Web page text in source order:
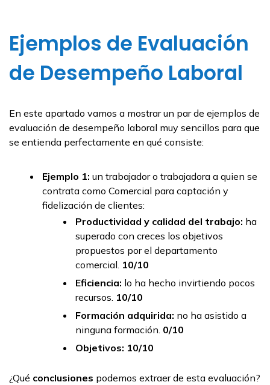
Ejemplos de Evaluación
de Desempeño Laboral
En este apartado vamos a mostrar un par de ejemplos de
evaluación de desempeño laboral muy sencillos para que
se entienda perfectamente en qué consiste:
Ejemplo 1: un trabajador o trabajadora a quien se
contrata como Comercial para captación y
fidelización de clientes:
Productividad y calidad del trabajo: ha
superado con creces los objetivos
propuestos por el departamento
comercial. 10/10
Eficiencia: lo ha hecho invirtiendo pocos
recursos. 10/10
Formación adquirida: no ha asistido a
ninguna formación. 0/10
Objetivos: 10/10
¿Qué conclusiones podemos extraer de esta evaluación?